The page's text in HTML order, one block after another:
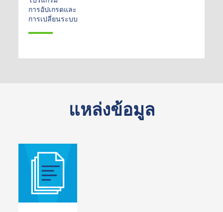
การอัปเกรดและ
การเปลี่ยนระบบ
แหล่งข้อมูล